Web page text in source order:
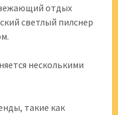
отдых
светлый пилснер
несколькими
такие как